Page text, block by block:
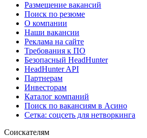
Размещение вакансий
Поиск по резюме
О компании
Наши вакансии
Реклама на сайте
Требования к ПО
Безопасный HeadHunter
HeadHunter API
Партнерам
Инвесторам
Каталог компаний
Поиск по вакансиям в Асино
Сетка: соцсеть для нетворкинга
Соискателям